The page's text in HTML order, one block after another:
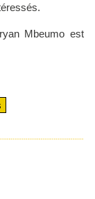
Mbeumo est